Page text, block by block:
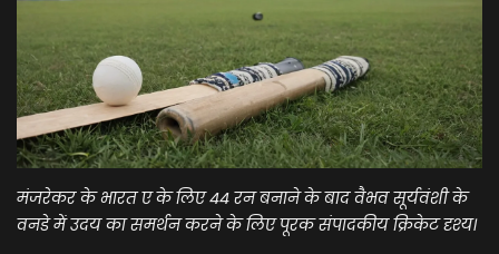
मंजरेकर के भारत ए के लिए 44 रन बनाने के बाद वैभव सूर्यवंशी के
वनडे में उदय का समर्थन करने के लिए पूरक संपादकीय क्रिकेट दृश्य।